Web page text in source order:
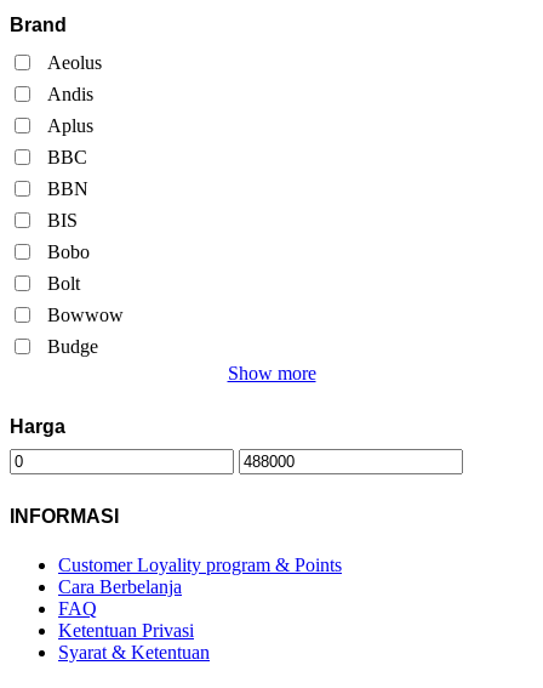
Brand
Aeolus
Andis
Aplus
BBC
BBN
BIS
Bobo
Bolt
Bowwow
Budge
Show more
Harga
INFORMASI
Customer Loyality program & Points
Cara Berbelanja
FAQ
Ketentuan Privasi
Syarat & Ketentuan